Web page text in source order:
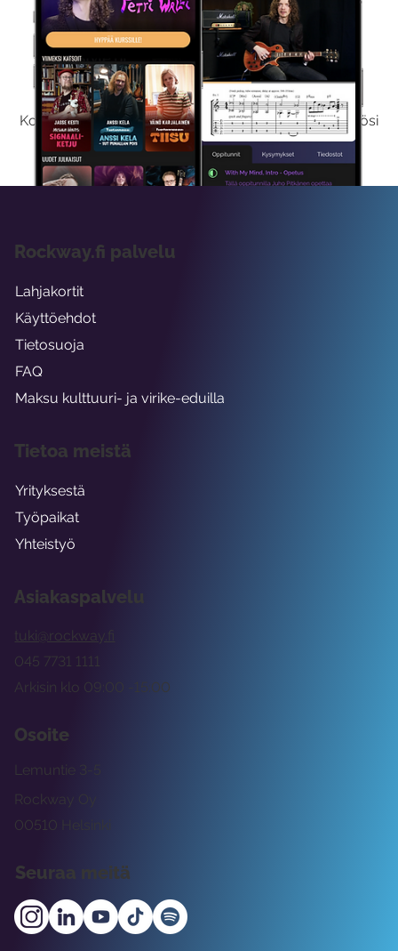
Kokeile Ilmaiseksi
Kokeilemalla ilmaiseksi saat koko sisältömme käyttöösi
viikon ajaksi.
Asiakaspalvelu
tuki@rockway.fi
Arkisin klo 09:00 -15:00
045 7731 1111
Osoite
Rockway Oy
Lemuntie 3-5
00510 Helsinki
Seuraa meitä
Rockway.fi palvelu
Lahjakortit
Käyttöehdot
Tietosuoja
FAQ
Maksu kulttuuri- ja virike-eduilla
Tietoa meistä
Yrityksestä
Työpaikat
Yhteistyö